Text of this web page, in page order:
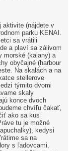
aktivite (nájdete v
parku KENAI.
sa vrátili
a plaví sa zálivom
morské (kalany) a
obyčajné (harbour
Na skalách a na
stellerove
týmito dvomi
skaly
konce dvoch
chvíľu čakať,
ako sa kus
tu je možné
kedysi
sa na
s ľadovcami,